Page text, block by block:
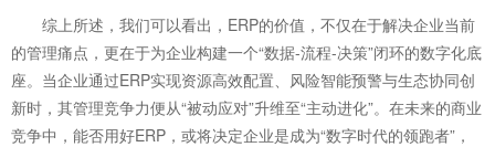
综上所述，我们可以看出，ERP的价值，不仅在于解决企业当前
的管理痛点，更在于为企业构建一个“数据-流程-决策”闭环的数字化底
座。当企业通过ERP实现资源高效配置、风险智能预警与生态协同创
新时，其管理竞争力便从“被动应对”升维至“主动进化”。在未来的商业
竞争中，能否用好ERP，或将决定企业是成为“数字时代的领跑者”，